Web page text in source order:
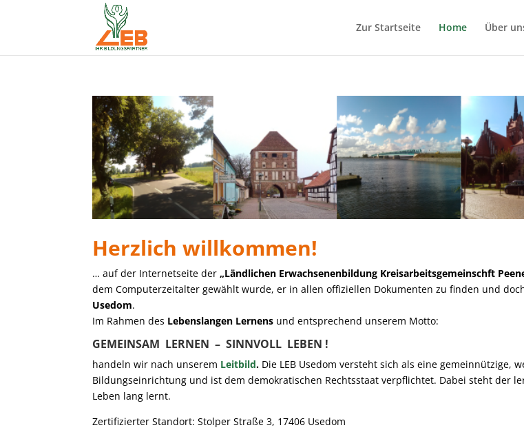
Zur Startseite Home Über
Herzlich willkommen!
… auf der Internetseite der„Ländlichen Erwachsenenbildung Kreisarbeitsgemeinschft
dem Computerzeitalter gewählt wurde, er in allen offiziellen Dokumenten zu finden und
Usedom.
Im Rahmen des Lebenslangen Lernens und entsprechend unserem Motto:
GEMEINSAM LERNEN – SINNVOLL LEBEN !
handeln wir nach unserem Leitbild. Die LEB Usedom versteht sich als eine
Bildungseinrichtung und ist dem demokratischen Rechtsstaat verpflichtet. Dabei steht der
Leben lang lernt.
Zertifizierter Standort: Stolper Straße 3, 17406 Usedom